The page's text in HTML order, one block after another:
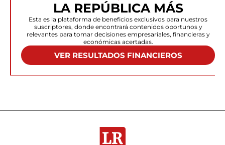
LA REPÚBLICA MÁS
Esta es la plataforma de beneficios exclusivos para nuestros
suscriptores, donde encontrará contenidos oportunos y
relevantes para tomar decisiones empresariales, financieras y
económicas acertadas.
VER RESULTADOS FINANCIEROS